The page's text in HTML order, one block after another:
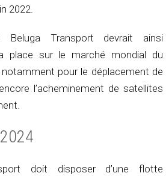
2022.
Beluga Transport devrait ainsi
place sur le marché mondial du
pour le déplacement de
l’acheminement de satellites
doit disposer d’une flotte